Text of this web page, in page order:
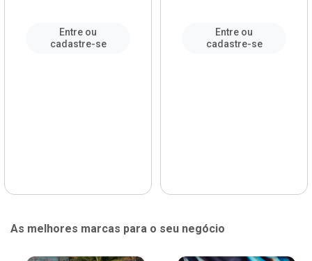
Entre ou
cadastre-se
Entre ou
cadastre-se
As melhores marcas para o seu negócio